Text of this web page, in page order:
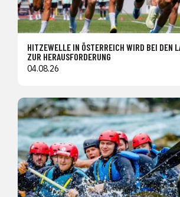
HITZEWELLE IN ÖSTERREICH WIRD BEI DEN
ZUR HERAUSFORDERUNG
04.08.26